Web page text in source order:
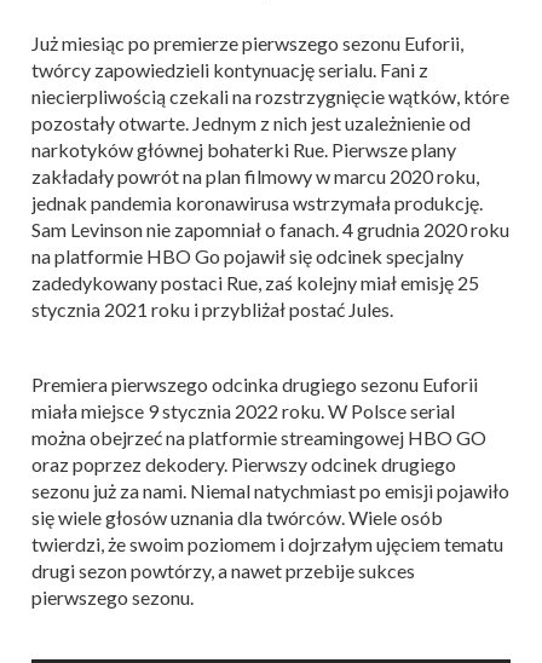
Już miesiąc po premierze pierwszego sezonu Euforii,
twórcy zapowiedzieli kontynuację serialu. Fani z
niecierpliwością czekali na rozstrzygnięcie wątków, które
pozostały otwarte. Jednym z nich jest uzależnienie od
narkotyków głównej bohaterki Rue. Pierwsze plany
zakładały powrót na plan filmowy w marcu 2020 roku,
jednak pandemia koronawirusa wstrzymała produkcję.
Sam Levinson nie zapomniał o fanach. 4 grudnia 2020 roku
na platformie HBO Go pojawił się odcinek specjalny
zadedykowany postaci Rue, zaś kolejny miał emisję 25
stycznia 2021 roku i przybliżał postać Jules.
Premiera pierwszego odcinka drugiego sezonu Euforii
miała miejsce 9 stycznia 2022 roku. W Polsce serial
można obejrzeć na platformie streamingowej HBO GO
oraz poprzez dekodery. Pierwszy odcinek drugiego
sezonu już za nami. Niemal natychmiast po emisji pojawiło
się wiele głosów uznania dla twórców. Wiele osób
twierdzi, że swoim poziomem i dojrzałym ujęciem tematu
drugi sezon powtórzy, a nawet przebije sukces
pierwszego sezonu.